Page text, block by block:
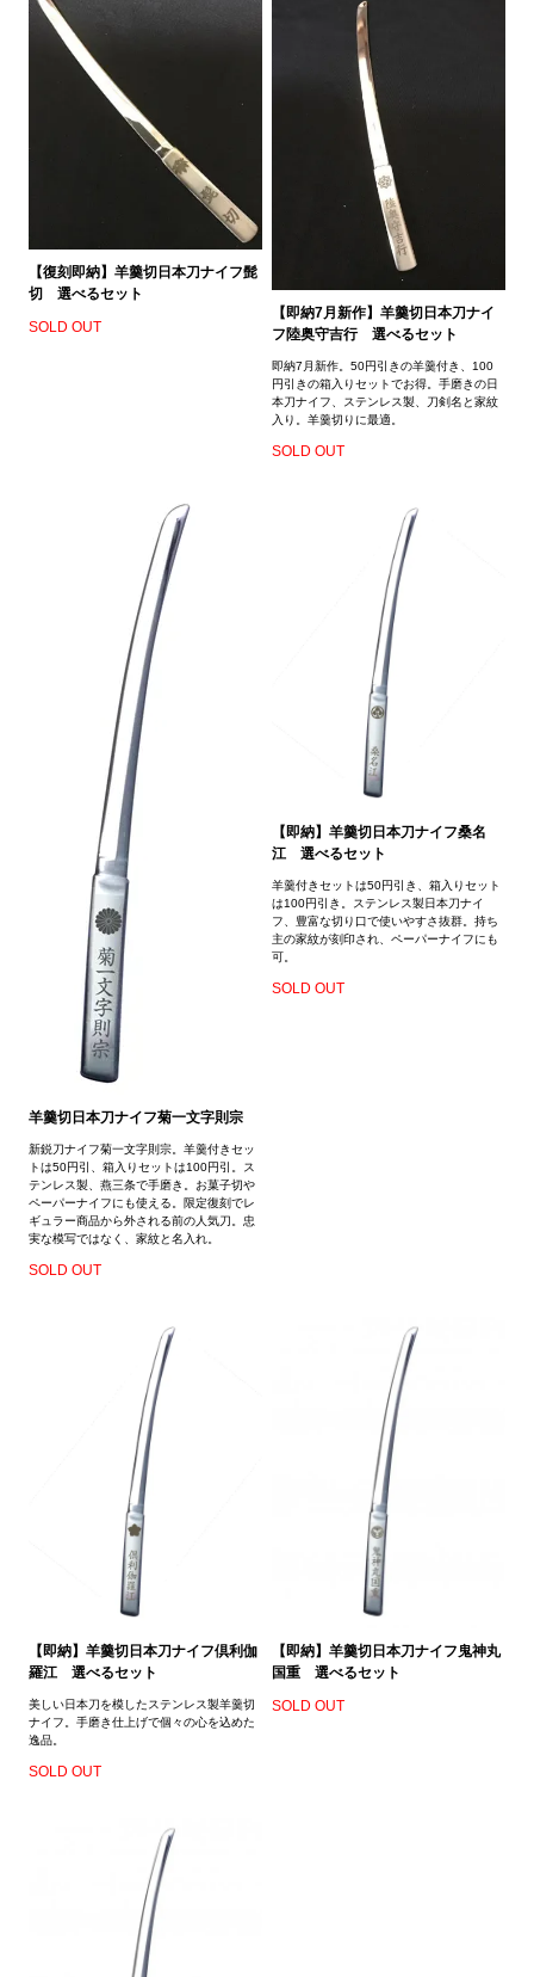
【復刻即納】羊羹切日本刀ナイフ髭
切 選べるセット
SOLD OUT
【即納7月新作】羊羹切日本刀ナイ
フ陸奥守吉行 選べるセット
即納7月新作。50円引きの羊羹付き、100
円引きの箱入りセットでお得。手磨きの日
本刀ナイフ、ステンレス製、刀剣名と家紋
入り。羊羹切りに最適。
SOLD OUT
羊羹切日本刀ナイフ菊一文字則宗
新鋭刀ナイフ菊一文字則宗。羊羹付きセッ
トは50円引、箱入りセットは100円引。ス
テンレス製、燕三条で手磨き。お菓子切や
ペーパーナイフにも使える。限定復刻でレ
ギュラー商品から外される前の人気刀。忠
実な模写ではなく、家紋と名入れ。
SOLD OUT
【即納】羊羹切日本刀ナイフ桑名
江 選べるセット
羊羹付きセットは50円引き、箱入りセット
は100円引き。ステンレス製日本刀ナイ
フ、豊富な切り口で使いやすさ抜群。持ち
主の家紋が刻印され、ペーパーナイフにも
可。
SOLD OUT
【即納】羊羹切日本刀ナイフ倶利伽
羅江 選べるセット
美しい日本刀を模したステンレス製羊羹切
ナイフ。手磨き仕上げで個々の心を込めた
逸品。
SOLD OUT
【即納】羊羹切日本刀ナイフ鬼神丸
国重 選べるセット
SOLD OUT